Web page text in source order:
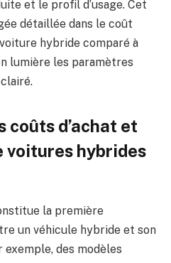
et le profil d’usage. Cet
détaillée dans le coût
hybride comparé à
lumière les paramètres
coûts d’achat et
voitures hybrides
la première
un véhicule hybride et son
des modèles